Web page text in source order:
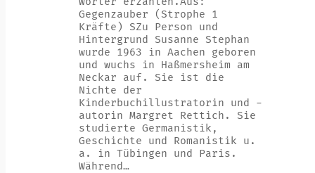
Gegenzauber (Strophe 1
Kräfte) SZu Person und
Hintergrund Susanne Stephan
wurde 1963 in Aachen geboren
und wuchs in Haßmersheim am
Neckar auf. Sie ist die
Nichte der
Kinderbuchillustratorin und -
autorin Margret Rettich. Sie
studierte Germanistik,
Geschichte und Romanistik u.
a. in Tübingen und Paris.
Während…